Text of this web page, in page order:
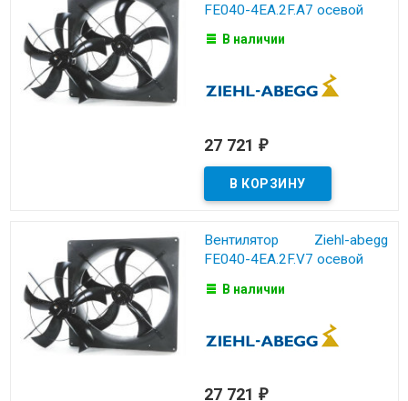
FE040-4EA.2F.A7 осевой
В наличии
27 721 ₽
Вентилятор Ziehl-abegg
FE040-4EA.2F.V7 осевой
В наличии
27 721 ₽